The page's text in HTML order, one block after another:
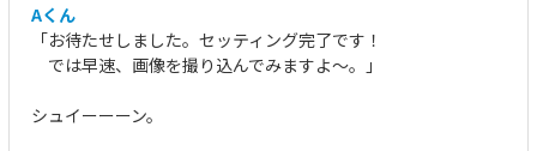
Aくん
「お待たせしました。セッティング完了です！
では早速、画像を撮り込んでみますよ～。」
シュイーーーン。